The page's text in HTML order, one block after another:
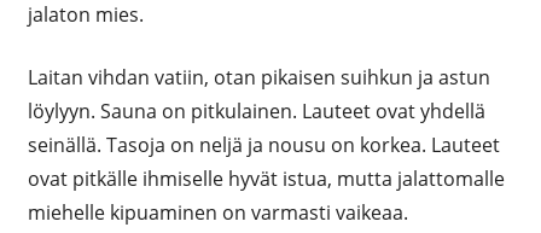
jalaton mies.
Laitan vihdan vatiin, otan pikaisen suihkun ja astun
löylyyn. Sauna on pitkulainen. Lauteet ovat yhdellä
seinällä. Tasoja on neljä ja nousu on korkea. Lauteet
ovat pitkälle ihmiselle hyvät istua, mutta jalattomalle
miehelle kipuaminen on varmasti vaikeaa.